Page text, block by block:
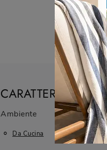
CARATTERISTICHE
Ambiente
Da Cucina
Marca
Midj